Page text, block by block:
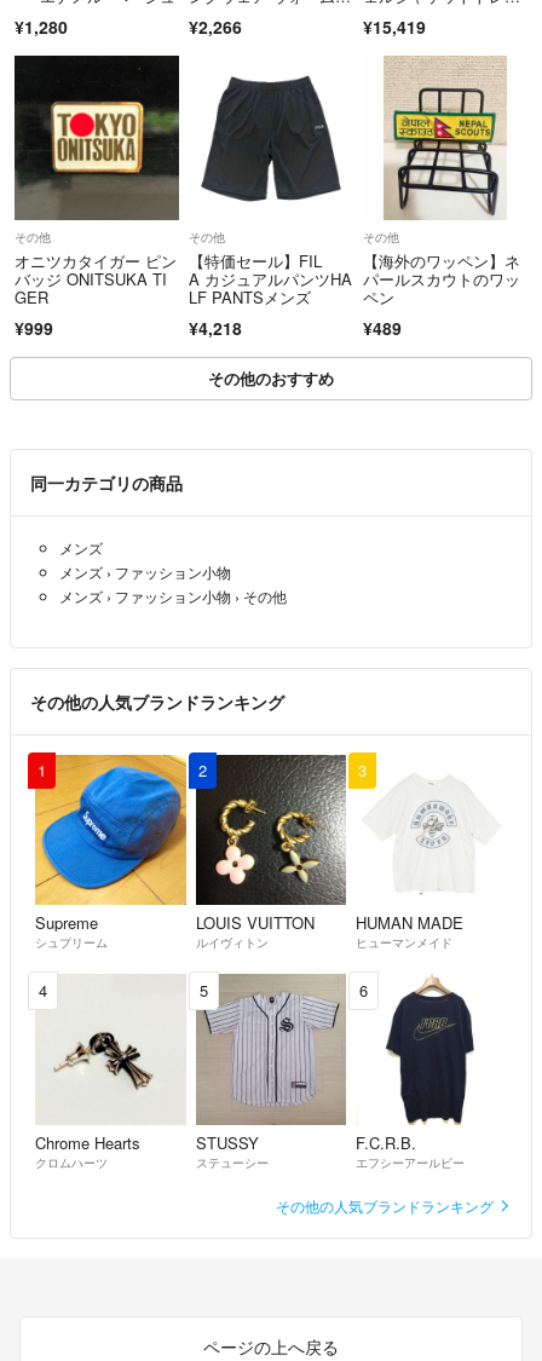
¥1,280 ¥2,266 ¥15,419
その他
オニツカタイガー ピン
バッジ ONITSUKA TI
GER
¥999
その他
【特価セール】FIL
A カジュアルパンツHA
LF PANTSメンズ
¥4,218
その他
【海外のワッペン】ネ
パールスカウトのワッ
ペン
¥489
その他のおすすめ
同一カテゴリの商品
メンズ
メンズ › ファッション小物
メンズ › ファッション小物 › その他
その他の人気ブランドランキング
1
Supreme
シュプリーム
2
LOUIS VUITTON
ルイヴィトン
3
HUMAN MADE
ヒューマンメイド
4
Chrome Hearts
クロムハーツ
5
STUSSY
ステューシー
6
F.C.R.B.
エフシーアールビー
その他の人気ブランドランキング
ページの上へ戻る